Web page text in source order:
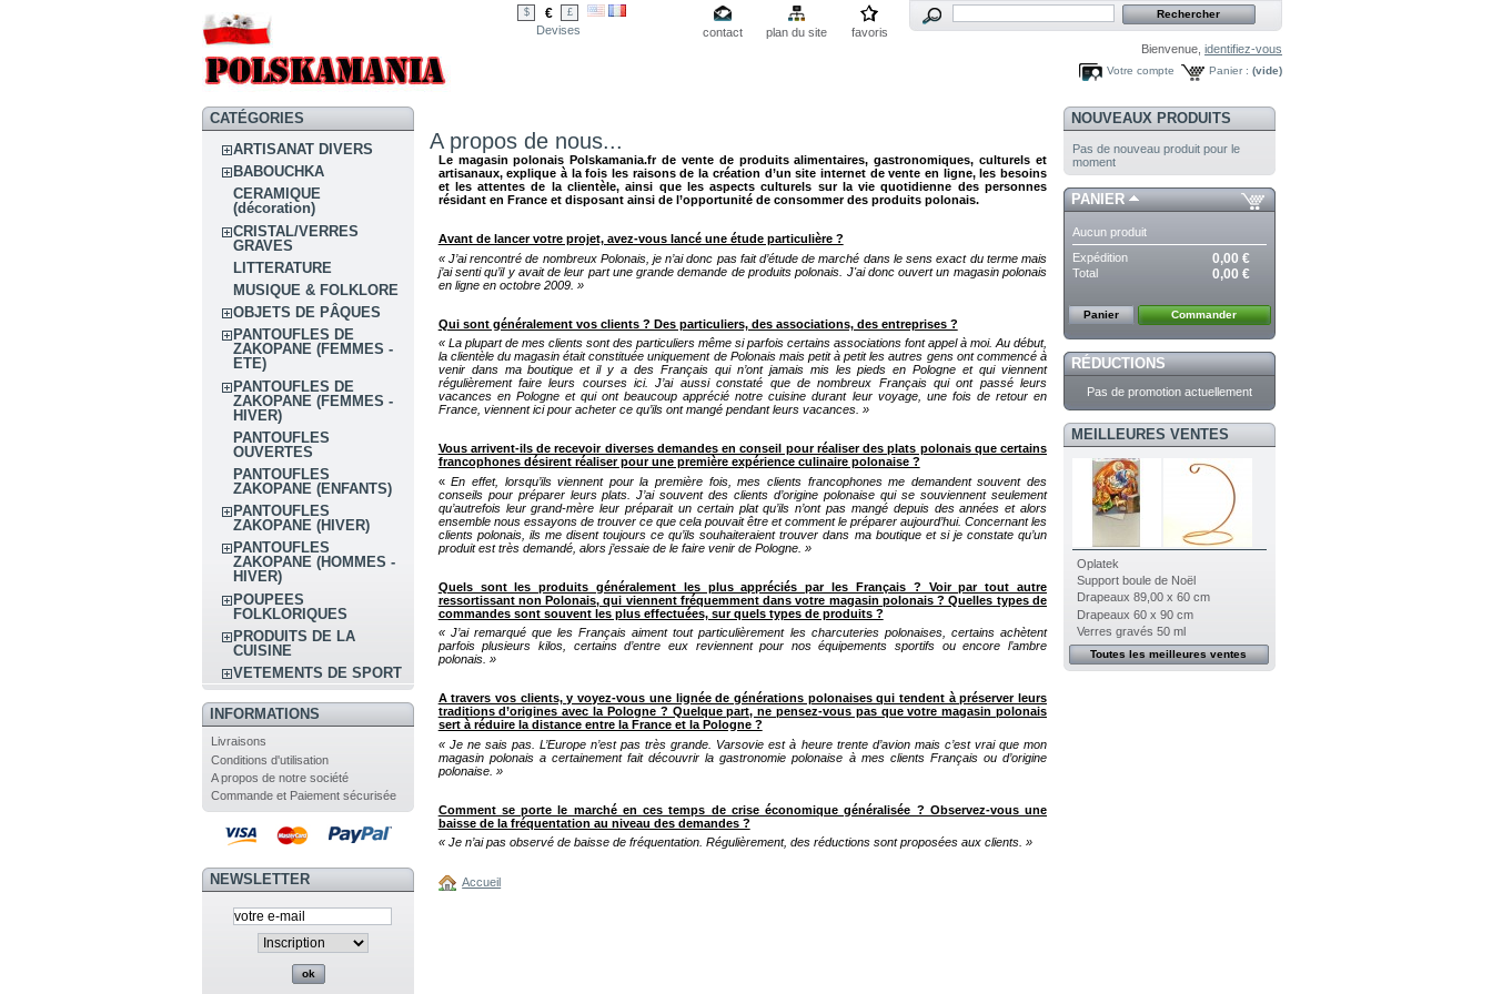
$ € £
Devises contact plan du site
favoris
Bienvenue,identifiez-vous
Panier : (vide)
Votre compte
CATÉGORIES
ARTISANAT DIVERS
BABOUCHKA
CERAMIQUE
(décoration)
CRISTAL/VERRES
GRAVES
LITTERATURE
MUSIQUE & FOLKLORE
OBJETS DE PÂQUES
PANTOUFLES DE
ZAKOPANE (FEMMES -
ETE)
PANTOUFLES DE
ZAKOPANE (FEMMES -
HIVER)
PANTOUFLES
OUVERTES
PANTOUFLES
ZAKOPANE (ENFANTS)
PANTOUFLES
ZAKOPANE (HIVER)
PANTOUFLES
ZAKOPANE (HOMMES -
HIVER)
POUPEES
FOLKLORIQUES
PRODUITS DE LA
CUISINE
VETEMENTS DE SPORT
INFORMATIONS
Livraisons
Conditions d'utilisation
A propos de notre société
Commande et Paiement sécurisée
NEWSLETTER
A propos de nous...
Le magasin polonais Polskamania.fr de vente de produits alimentaires, gastronomiques, culturels et
artisanaux, explique à la fois les raisons de la création d’un site internet de vente en ligne, les besoins
et les attentes de la clientèle, ainsi que les aspects culturels sur la vie quotidienne des personnes
résidant en France et disposant ainsi de l’opportunité de consommer des produits polonais.
Avant de lancer votre projet, avez-vous lancé une étude particulière ?
« J’ai rencontré de nombreux Polonais, je n’ai donc pas fait d’étude de marché dans le sens exact du terme mais
j’ai senti qu’il y avait de leur part une grande demande de produits polonais. J'ai donc ouvert un magasin polonais
en ligne en octobre 2009. »
Qui sont généralement vos clients ? Des particuliers, des associations, des entreprises ?
« La plupart de mes clients sont des particuliers même si parfois certains associations font appel à moi. Au début,
la clientèle du magasin était constituée uniquement de Polonais mais petit à petit les autres gens ont commencé à
venir dans ma boutique et il y a des Français qui n’ont jamais mis les pieds en Pologne et qui viennent
régulièrement faire leurs courses ici. J’ai aussi constaté que de nombreux Français qui ont passé leurs
vacances en Pologne et qui ont beaucoup apprécié notre cuisine durant leur voyage, une fois de retour en
France, viennent ici pour acheter ce qu’ils ont mangé pendant leurs vacances. »
Vous arrivent-ils de recevoir diverses demandes en conseil pour réaliser des plats polonais que certains
francophones désirent réaliser pour une première expérience culinaire polonaise ?
«En effet, lorsqu’ils viennent pour la première fois, mes clients francophones me demandent souvent des
conseils pour préparer leurs plats. J’ai souvent des clients d’origine polonaise qui se souviennent seulement
qu’autrefois leur grand-mère leur préparait un certain plat qu’ils n’ont pas mangé depuis des années et alors
ensemble nous essayons de trouver ce que cela pouvait être et comment le préparer aujourd’hui. Concernant les
clients polonais, ils me disent toujours ce qu’ils souhaiteraient trouver dans ma boutique et si je constate qu’un
produit est très demandé, alors j’essaie de le faire venir de Pologne. »
Quels sont les produits généralement les plus appréciés par les Français ? Voir par tout autre
ressortissant non Polonais, qui viennent fréquemment dans votre magasin polonais ? Quelles types de
commandes sont souvent les plus effectuées, sur quels types de produits ?
« J’ai remarqué que les Français aiment tout particulièrement les charcuteries polonaises, certains achètent
parfois plusieurs kilos, certains d’entre eux reviennent pour nos équipements sportifs ou encore l’ambre
polonais. »
A travers vos clients, y voyez-vous une lignée de générations polonaises qui tendent à préserver leurs
traditions d’origines avec la Pologne ? Quelque part, ne pensez-vous pas que votre magasin polonais
sert à réduire la distance entre la France et la Pologne ?
« Je ne sais pas. L’Europe n’est pas très grande. Varsovie est à heure trente d’avion mais c’est vrai que mon
magasin polonais a certainement fait découvrir la gastronomie polonaise à mes clients Français ou d’origine
polonaise. »
Comment se porte le marché en ces temps de crise économique généralisée ? Observez-vous une
baisse de la fréquentation au niveau des demandes ?
« Je n’ai pas observé de baisse de fréquentation. Régulièrement, des réductions sont proposées aux clients. »
Accueil
NOUVEAUX PRODUITS
Pas de nouveau produit pour le
moment
PANIER
Aucun produit
Expédition
0,00 €
Total 0,00 €
Panier Commander
RÉDUCTIONS
Pas de promotion actuellement
MEILLEURES VENTES
Oplatek
Support boule de Noël
Drapeaux 89,00 x 60 cm
Drapeaux 60 x 90 cm
Verres gravés 50 ml
Toutes les meilleures ventes